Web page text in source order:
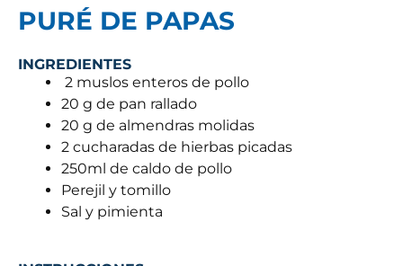
PURÉ DE PAPAS
INGREDIENTES
2 muslos enteros de pollo
20 g de pan rallado
20 g de almendras molidas
2 cucharadas de hierbas picadas
250ml de caldo de pollo
Perejil y tomillo
Sal y pimienta